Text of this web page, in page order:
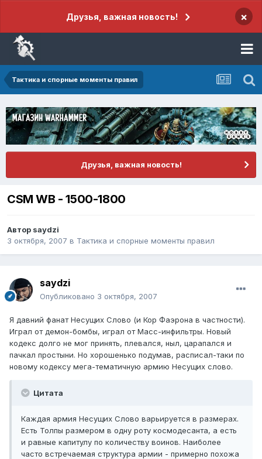
Друзья, важная новость! ×
Тактика и спорные моменты правил
Друзья, важная новость!
CSM WB - 1500-1800
Автор saydzi
3 октября, 2007 в Тактика и спорные моменты правил
saydzi
Опубликовано 3 октября, 2007
Я давний фанат Несущих Слово (и Кор Фаэрона в частности).
Играл от демон-бомбы, играл от Масс-инфильтры. Новый
кодекс долго не мог принять, плевался, ныл, царапался и
пачкал простыни. Но хорошенько подумав, расписал-таки по
новому кодексу мега-тематичную армию Несущих слово.
Цитата
Каждая армия Несущих Слово варьируется в размерах.
Есть Толпы размером в одну роту космодесанта, а есть
и равные капитулу по количеству воинов. Наиболее
часто встречаемая структура армии - примерно похожа